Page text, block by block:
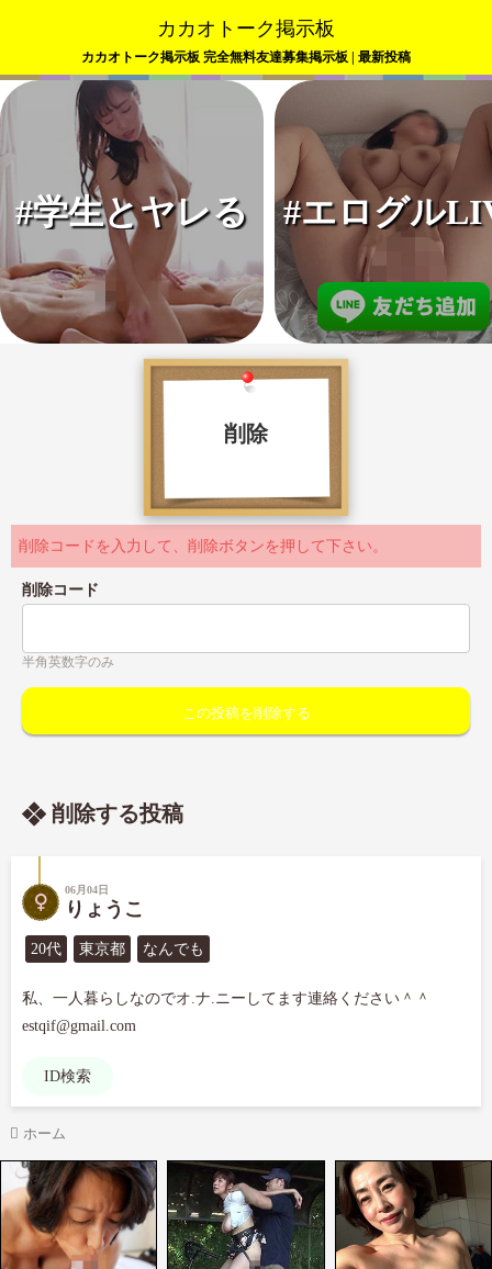
カカオトーク掲示板
カカオトーク掲示板 完全無料友達募集掲示板 | 最新投稿
#学生とヤレる #エログル
削除
削除コードを入力して、削除ボタンを押して下さい。
削除コード
半角英数字のみ
削除する投稿
06月04日
りょうこ
20代 東京都 なんでも
私、一人暮らしなのでオ.ナ.ニーしてます連絡ください＾＾
ID検索
ホーム